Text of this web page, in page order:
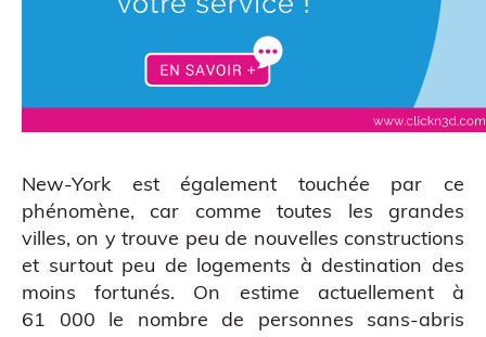
Scanner 3D
New-York est également touchée par ce
phénomène, car comme toutes les grandes
villes, on y trouve peu de nouvelles constructions
et surtout peu de logements à destination des
moins fortunés. On estime actuellement à
61 000 le nombre de personnes sans-abris